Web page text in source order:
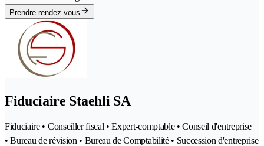
Prendre rendez-vous
Fiduciaire Staehli SA
Fiduciaire • Conseiller fiscal • Expert-comptable • Conseil d'entreprise
• Bureau de révision • Bureau de Comptabilité • Succession d'entreprise